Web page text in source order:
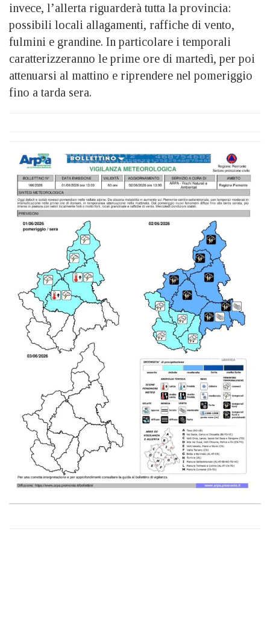
invece, l’allerta riguarderà tutta la provincia:
possibili locali allagamenti, raffiche di vento,
fulmini e grandine. In particolare i temporali
caratterizzeranno le prime ore di martedì, per poi
attenuarsi al mattino e riprendere nel pomeriggio
fino a tarda sera.